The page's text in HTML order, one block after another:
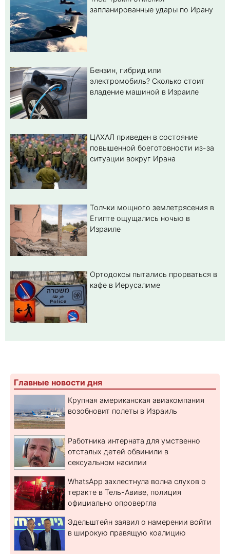
запланированные удары по Ирану
Бензин, гибрид или
электромобиль? Cколько стоит
владение машиной в Израиле
ЦАХАЛ приведен в состояние
повышенной боеготовности из-за
ситуации вокруг Ирана
Толчки мощного землетрясения в
Египте ощущались ночью в
Израиле
Ортодоксы пытались прорваться в
кафе в Иерусалиме
Главные новости дня
Крупная американская авиакомпания
возобновит полеты в Израиль
Работника интерната для умственно
отсталых детей обвинили в
сексуальном насилии
WhatsApp захлестнула волна слухов о
теракте в Тель-Авиве, полиция
официально опровергла
Эдельштейн заявил о намерении войти
в широкую правящую коалицию